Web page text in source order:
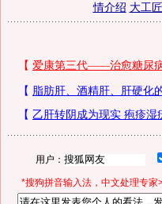
情介绍 大工
用户：
*搜狗拼音输入法，中文处理专家